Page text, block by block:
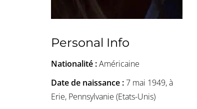
Personal Info
Nationalité :Américaine
Date de naissance :7 mai 1949, à
Erie, Pennsylvanie (Etats-Unis)